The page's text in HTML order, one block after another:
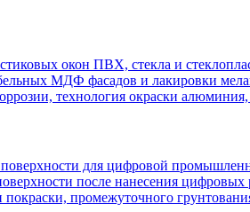
окон ПВХ, стекла и
МДФ фасадов и лакировки
технология окраски алюминия,
для цифровой
после нанесения
покраски, промежуточного